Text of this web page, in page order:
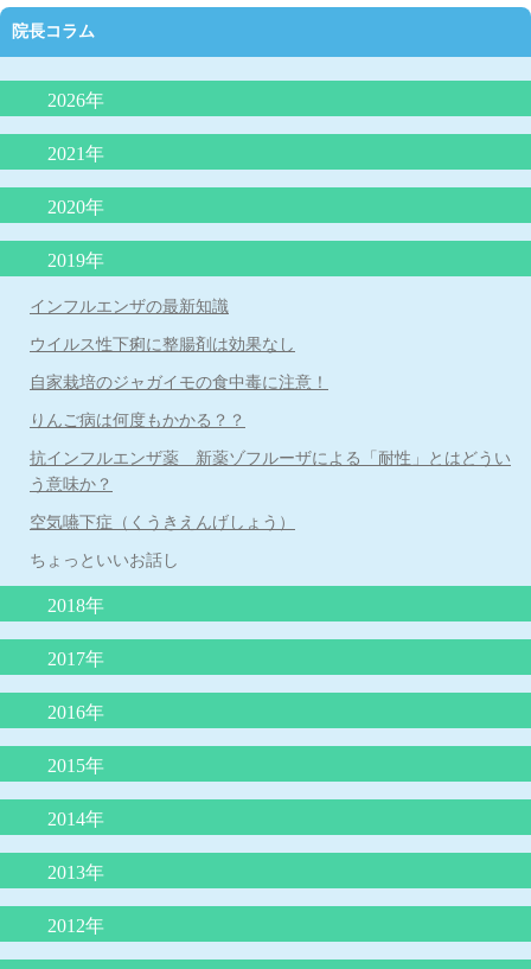
院長コラム
2026年
抗生剤の正しい使い方（どんな時に必要か）
2021年
夜泣きにLGG乳酸菌（ヨーグルト）が効果的？
外来で３０分で分かるアレルギー検査は本当に信頼できるのか？
院長コラム 「魚アレルギー」
院長コラム アレルギー学会が言っている（積極的に負荷免疫療
法をする）ことは本当か？
院長コラム「魚をたべて蕁麻疹が出たら、魚アレルギーか？』
子宮頸がんワクチンを受けましょう！
2020年
院長コラム「アトピー性皮膚炎の最新知識：プロアクティブ療
法」
院長コラム 「子どもの便秘について」
子どもの微熱とは 院長コラム
院長コラム 本年度の学校・幼稚園のプール実施の条件について
院長コラム 令和２年５月号 「赤ちゃんは縦抱っこより、抱きし
められたい！」
乳児健診を受けられない保護者の方に伝えたいこと
花粉症の注射（ゾレア）治療について
子どもの睡眠
2019年
インフルエンザの最新知識
ウイルス性下痢に整腸剤は効果なし
自家栽培のジャガイモの食中毒に注意！
りんご病は何度もかかる？？
抗インフルエンザ薬 新薬ゾフルーザによる「耐性」とはどうい
う意味か？
空気嚥下症（くうきえんげしょう）
ちょっといいお話し
2018年
苺状血管腫の治療がレーザー治療から内服（プロプラノロール）
治療へ
嘔吐下痢症に、吐き気止めや整腸剤は必要？？
「抗生剤は検査なしで出してはならない」という声明文（日本小
児科医会）
おちんちんの「むきむき体操」に物申す
手足口病について
今、お子さんが飲んでいる薬、本当に必要ですか？
新しいインフルエンザ治療薬「ゾフルーザ」について
2017年
子どもの肥満と肥満症
シナジス接種します
溶連菌感染症後の尿検査について
「３歳の自我の芽生え」
耳掃除はしてはいけません！
ヒトメタニウモウイルスとは何者だ？
2016年
赤ちゃんの仙尾部の皮膚のくぼみ
L8020乳酸菌による虫歯予防
揺さぶられ症候群
４歳まで授乳を
子どもとスマホ
2015年
小１プロブレムとは
かぜの薬ー院長のひとりごと
子どもの謎の“あるある”行動
子どもを傷つける言葉、行為とは？
熱中症のメカニズムと症状に対する救急処置
2014年
３歳までの子育てに大切なこと
子どものわがままやめさせる魔法のフレーズ
最新、人気の絵本の紹介（３冊）
2013年
夜尿症に対する最新治療について
運動会の競争で勝つ方法
2012年